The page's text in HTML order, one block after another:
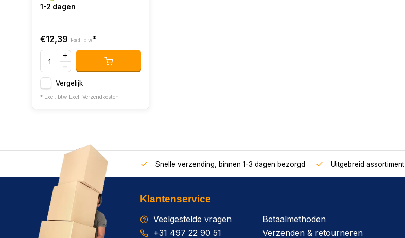
1-2 dagen
€12,39 Excl. btw*
Vergelijk
* Excl. btw Excl. Verzendkosten
Snelle verzending, binnen 1-3 dagen bezorgd Uitgebreid assortiment
Klantenservice
Veelgestelde vragen
+31 497 22 90 51
Betaalmethoden
Verzenden & retourneren